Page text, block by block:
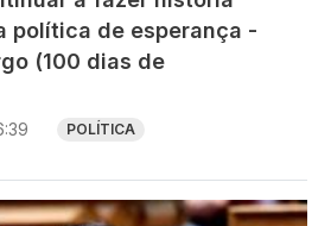
política de esperança -
(100 dias de
POLÍTICA